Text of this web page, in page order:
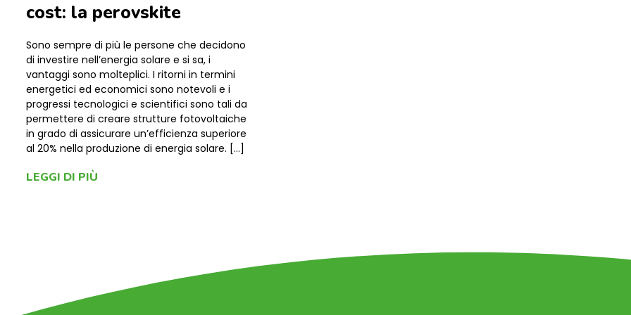
cost: la perovskite
Sono sempre di più le persone che decidono
di investire nell’energia solare e si sa, i
vantaggi sono molteplici. I ritorni in termini
energetici ed economici sono notevoli e i
progressi tecnologici e scientifici sono tali da
permettere di creare strutture fotovoltaiche
in grado di assicurare un’efficienza superiore
al 20% nella produzione di energia solare. […]
LEGGI DI PIÙ